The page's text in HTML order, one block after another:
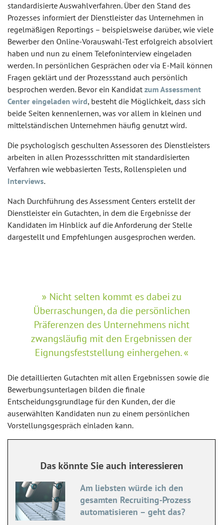
standardisierte Auswahlverfahren. Über den Stand des
Prozesses informiert der Dienstleister das Unternehmen in
regelmäßigen Reportings – beispielsweise darüber, wie viele
Bewerber den Online-Vorauswahl-Test erfolgreich absolviert
haben und nun zu einem Telefoninterview eingeladen
werden. In persönlichen Gesprächen oder via E-Mail können
Fragen geklärt und der Prozessstand auch persönlich
besprochen werden. Bevor ein Kandidatzum Assessment
Center eingeladen wird, besteht die Möglichkeit, dass sich
beide Seiten kennenlernen, was vor allem in kleinen und
mittelständischen Unternehmen häufig genutzt wird.
Die psychologisch geschulten Assessoren des Dienstleisters
arbeiten in allen Prozessschritten mit standardisierten
Verfahren wie webbasierten Tests, Rollenspielen und
Interviews.
Nach Durchführung des Assessment Centers erstellt der
Dienstleister ein Gutachten, in dem die Ergebnisse der
Kandidaten im Hinblick auf die Anforderung der Stelle
dargestellt und Empfehlungen ausgesprochen werden.
Nicht selten kommt es dabei zu
Überraschungen, da die persönlichen
Präferenzen des Unternehmens nicht
zwangsläufig mit den Ergebnissen der
Eignungsfeststellung einhergehen.
Die detaillierten Gutachten mit allen Ergebnissen sowie die
Bewerbungsunterlagen bilden die finale
Entscheidungsgrundlage für den Kunden, der die
auserwählten Kandidaten nun zu einem persönlichen
Vorstellungsgespräch einladen kann.
Das könnte Sie auch interessieren
Am liebsten würde ich den
gesamten Recruiting-Prozess
automatisieren – geht das?